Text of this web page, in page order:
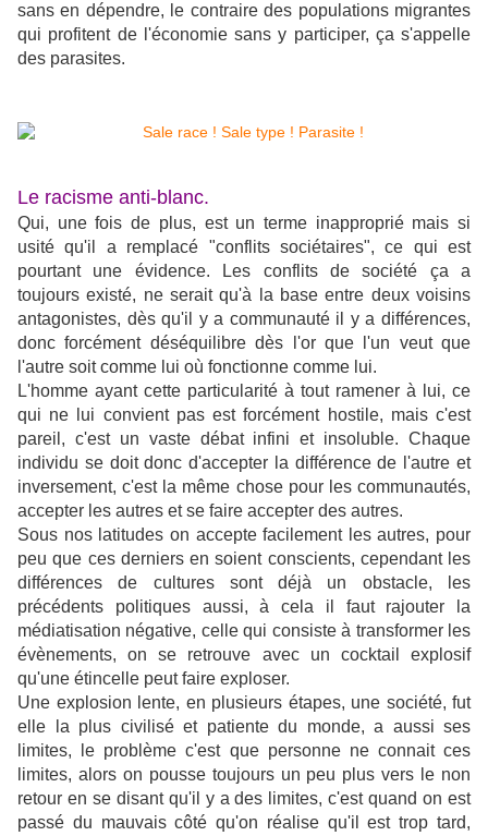
sans en dépendre, le contraire des populations migrantes
qui profitent de l'économie sans y participer, ça s'appelle
des parasites.
Le racisme anti-blanc.
Qui, une fois de plus, est un terme inapproprié mais si
usité qu'il a remplacé "conflits sociétaires", ce qui est
pourtant une évidence. Les conflits de société ça a
toujours existé, ne serait qu'à la base entre deux voisins
antagonistes, dès qu'il y a communauté il y a différences,
donc forcément déséquilibre dès l'or que l'un veut que
l'autre soit comme lui où fonctionne comme lui.
L'homme ayant cette particularité à tout ramener à lui, ce
qui ne lui convient pas est forcément hostile, mais c'est
pareil, c'est un vaste débat infini et insoluble. Chaque
individu se doit donc d'accepter la différence de l'autre et
inversement, c'est la même chose pour les communautés,
accepter les autres et se faire accepter des autres.
Sous nos latitudes on accepte facilement les autres, pour
peu que ces derniers en soient conscients, cependant les
différences de cultures sont déjà un obstacle, les
précédents politiques aussi, à cela il faut rajouter la
médiatisation négative, celle qui consiste à transformer les
évènements, on se retrouve avec un cocktail explosif
qu'une étincelle peut faire exploser.
Une explosion lente, en plusieurs étapes, une société, fut
elle la plus civilisé et patiente du monde, a aussi ses
limites, le problème c'est que personne ne connait ces
limites, alors on pousse toujours un peu plus vers le non
retour en se disant qu'il y a des limites, c'est quand on est
passé du mauvais côté qu'on réalise qu'il est trop tard,